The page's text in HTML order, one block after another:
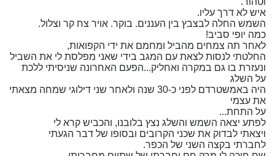
איש לא דרך עליו.
השמש החלה לבצבץ בין העננים. בוקר. אויר צח קר וצלול.
כמה יופי סביב!
לאחר תה צמחים מהביל ומחמם את ידי הקפואות,
החלטתי לנסות לצאת עם המגב בידי שאני מפלסת לי את השביל
ונעזרת בו גם במקרה ואחליק...הפעם האחרונה שניסיתי ללכת
על השלג
היה באמשטרדם לפני כ-30 שנה ולאחר שני דילוגי שמחה מצאתי
את עצמי
על התחת...
לפתע יצאה השמש והשלג נצץ בלובנו, והכביש קרא לי
ויצאתי לבדוק את שכני הקרובים ובסופו של דבר הגעתי
לחברתי בקצה השני של הכפר.